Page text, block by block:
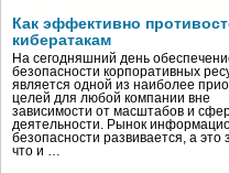
Как эффективно
кибератакам
На сегодняшний день
безопасности корпоративных
является одной из наиболее
целей для любой компании вне
зависимости от масштабов и
деятельности. Рынок
безопасности развивается, а это
что и …